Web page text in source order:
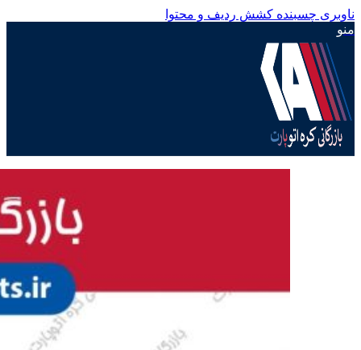
ناوبری چسبنده کشش ردیف و محتوا
منو